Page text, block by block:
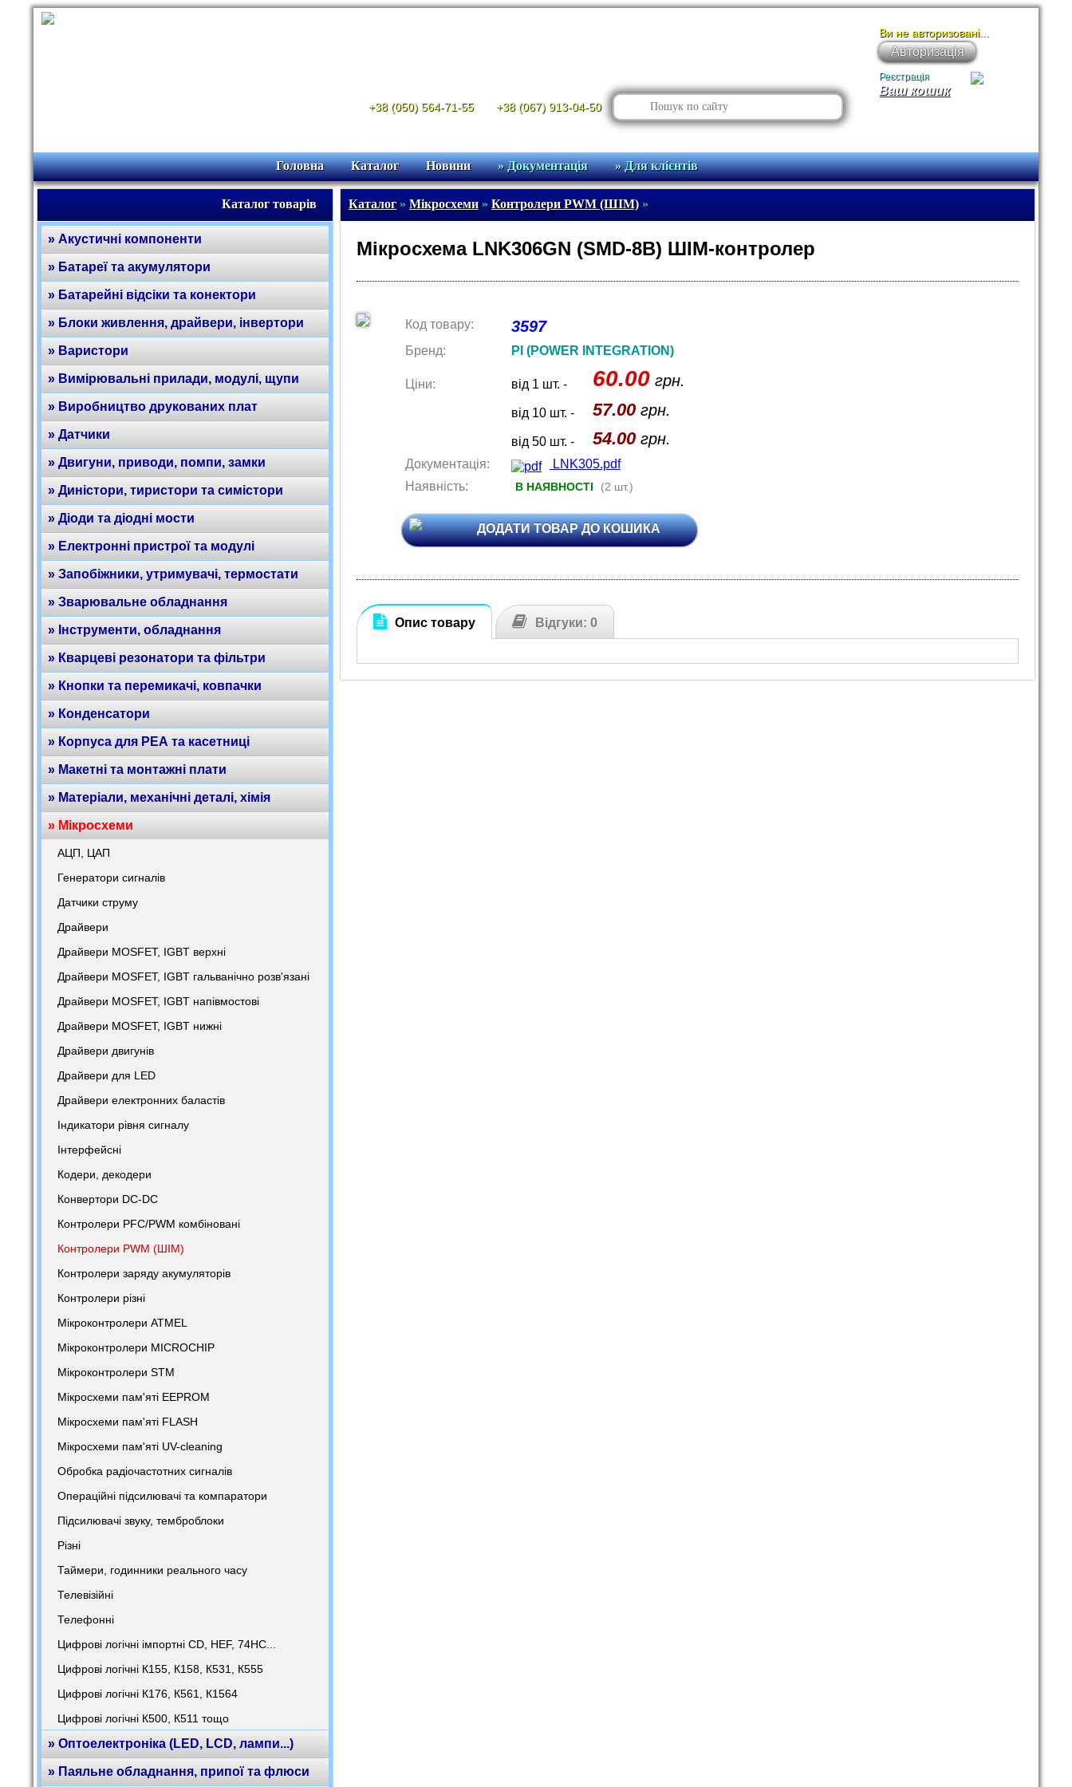
+38 (050) 564-71-55 +38 (067) 913-04-50
Ваш кошик
Ви не авторизовані...
Авторизація
Реєстрація
Головна Каталог Новини » Документація » Для клієнтів
Каталог товарів
» Акустичні компоненти
» Батареї та акумулятори
» Батарейні відсіки та конектори
» Блоки живлення, драйвери, інвертори
» Варистори
» Вимірювальні прилади, модулі, щупи
» Виробництво друкованих плат
» Датчики
» Двигуни, приводи, помпи, замки
» Диністори, тиристори та симістори
» Діоди та діодні мости
» Електронні пристрої та модулі
» Запобіжники, утримувачі, термостати
» Зварювальне обладнання
» Інструменти, обладнання
» Кварцеві резонатори та фільтри
» Кнопки та перемикачі, ковпачки
» Конденсатори
» Корпуса для РЕА та касетниці
» Макетні та монтажні плати
» Матеріали, механічні деталі, хімія
» Мікросхеми
АЦП, ЦАП
Генератори сигналів
Датчики струму
Драйвери
Драйвери MOSFET, IGBT верхні
Драйвери MOSFET, IGBT гальванічно розв'язані
Драйвери MOSFET, IGBT напівмостові
Драйвери MOSFET, IGBT нижні
Драйвери двигунів
Драйвери для LED
Драйвери електронних баластів
Індикатори рівня сигналу
Інтерфейсні
Кодери, декодери
Конвертори DC-DC
Контролери PFC/PWM комбіновані
Контролери PWM (ШІМ)
Контролери заряду акумуляторів
Контролери різні
Мікроконтролери ATMEL
Мікроконтролери MICROCHIP
Мікроконтролери STM
Мікросхеми пам'яті EEPROM
Мікросхеми пам'яті FLASH
Мікросхеми пам'яті UV-cleaning
Обробка радіочастотних сигналів
Операційні підсилювачі та компаратори
Підсилювачі звуку, темброблоки
Різні
Таймери, годинники реального часу
Телевізійні
Телефонні
Цифрові логічні імпортні CD, HEF, 74HC...
Цифрові логічні К155, К158, К531, К555
Цифрові логічні К176, К561, К1564
Цифрові логічні К500, К511 тощо
» Оптоелектроніка (LED, LCD, лампи...)
» Паяльне обладнання, припої та флюси
Каталог» Мікросхеми» Контролери PWM (ШІМ)»
Мікросхема LNK306GN (SMD-8B) ШІМ-контролер
Код товару: 3597
Бренд: PI (POWER INTEGRATION)
Ціни: від 1 шт. - 60.00 грн.
від 10 шт. - 57.00 грн.
від 50 шт. - 54.00 грн.
Документація:
LNK305.pdf
Наявність:
В НАЯВНОСТІ (2 шт.)
ДОДАТИ ТОВАР ДО КОШИКА
Опис товару Відгуки: 0